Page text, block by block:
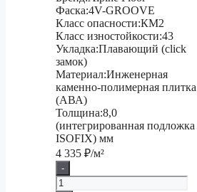
Фаска:4V-GROOVE
Класс опасности:КМ2
Класс изностойкости:43
Укладка:Плавающий (click
замок)
Материал:Инженерная
каменно-полимерная плитка
(АВА)
Толщина:8,0
(интегрированная подложка
ISOFIX) мм
4 335 ₽/м²
-